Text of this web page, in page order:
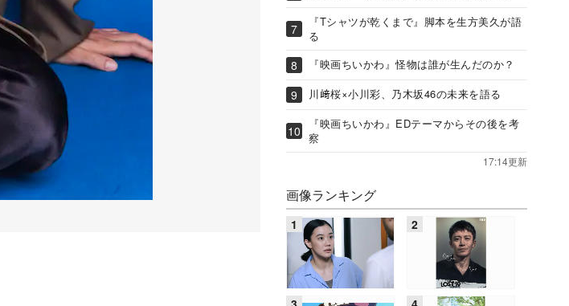
『Tシャツが乾くまで』脚本を生方美久が語
る
『映画ちいかわ』怪物は誰が生んだのか？
川﨑桜×小川彩、乃木坂46の未来を語る
『映画ちいかわ』EDテーマからその後を考
察
17:14更新
画像ランキング